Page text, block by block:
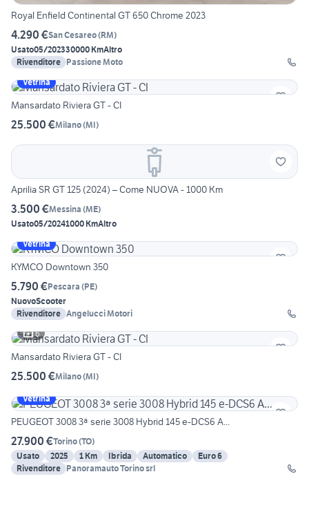
Royal Enfield Continental GT 650 Chrome 2023
4.290 €San Cesareo(RM)
Usato05/202330000 KmAltro
Rivenditore Passione Moto
Vetrina
Mansardato Riviera GT - CI
25.500 €Milano(MI)
Aprilia SR GT 125 (2024) – Come NUOVA - 1000 Km
3.500 €Messina (ME)
Usato05/20241000 KmAltro
Vetrina
KYMCO Downtown 350
5.790 €Pescara (PE)
NuovoScooter
Rivenditore Angelucci Motori
6
Mansardato Riviera GT - CI
25.500 €Milano(MI)
Vetrina
PEUGEOT 3008 3ª serie 3008 Hybrid 145 e-DCS6 A...
27.900 €Torino(TO)
Usato
2025 1 Km Ibrida Automatico
Euro 6
Rivenditore Panoramauto Torino srl